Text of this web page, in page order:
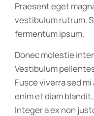
Praesent eget
vestibulum rutrum.
fermentum ipsum.
Donec molestie
Vestibulum
Fusce viverra sed
enim et diam
Integer a ex non